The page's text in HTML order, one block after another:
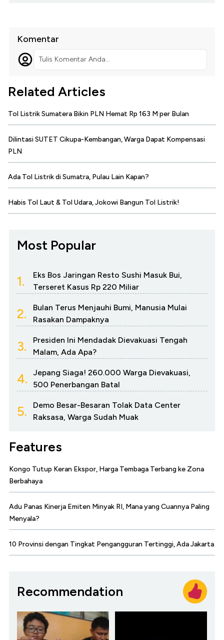
Komentar
Tulis Komentar Anda...
Related Articles
Tol Listrik Sumatera Bikin PLN Hemat Rp 163 M per Bulan
Dilintasi SUTET Cikupa-Kembangan, Warga Dapat Kompensasi
PLN
Ada Tol Listrik di Sumatra, Pulau Lain Kapan?
Habis Tol Laut & Tol Udara, Jokowi Bangun Tol Listrik!
Most Popular
1.
Eks Bos Jaringan Resto Sushi Masuk Bui,
Terseret Kasus Rp 220 Miliar
2.
Bulan Terus Menjauhi Bumi, Manusia Mulai
Rasakan Dampaknya
3.
Presiden Ini Mendadak Dievakuasi Tengah
Malam, Ada Apa?
4.
Jepang Siaga! 260.000 Warga Dievakuasi,
500 Penerbangan Batal
5.
Demo Besar-Besaran Tolak Data Center
Raksasa, Warga Sudah Muak
Features
Kongo Tutup Keran Ekspor, Harga Tembaga Terbang ke Zona
Berbahaya
Adu Panas Kinerja Emiten Minyak RI, Mana yang Cuannya Paling
Menyala?
10 Provinsi dengan Tingkat Pengangguran Tertinggi, Ada Jakarta
Recommendation